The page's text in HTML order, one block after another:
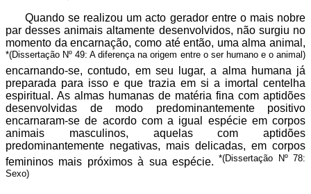
Quando se realizou um acto gerador entre o mais nobre
par desses animais altamente desenvolvidos, não surgiu no
momento da encarnação, como até então, uma alma animal,
*(Dissertação Nº 49: A diferença na origem entre o ser humano e o animal)
encarnando-se, contudo, em seu lugar, a alma humana já
preparada para isso e que trazia em si a imortal centelha
espiritual. As almas humanas de matéria fina com aptidões
desenvolvidas de modo predominantemente positivo
encarnaram-se de acordo com a igual espécie em corpos
animais masculinos, aquelas com aptidões
predominantemente negativas, mais delicadas, em corpos
femininos mais próximos à sua espécie. *(Dissertação Nº 78:
Sexo)